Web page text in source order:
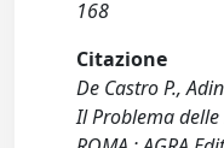
168
Citazione
De Castro P.,
Il Problema